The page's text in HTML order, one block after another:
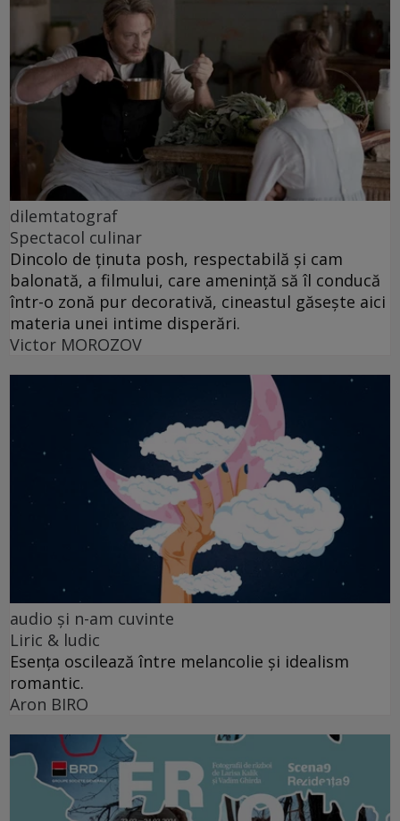
dilemtatograf
Spectacol culinar
Dincolo de ținuta posh, respectabilă și cam
balonată, a filmului, care amenință să îl conducă
într-o zonă pur decorativă, cineastul găsește aici
materia unei intime disperări.
Victor MOROZOV
audio şi n-am cuvinte
Liric & ludic
Esența oscilează între melancolie și idealism
romantic.
Aron BIRO